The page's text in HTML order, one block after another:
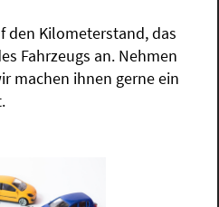
den Kilometerstand, das
Fahrzeugs an. Nehmen
machen ihnen gerne ein